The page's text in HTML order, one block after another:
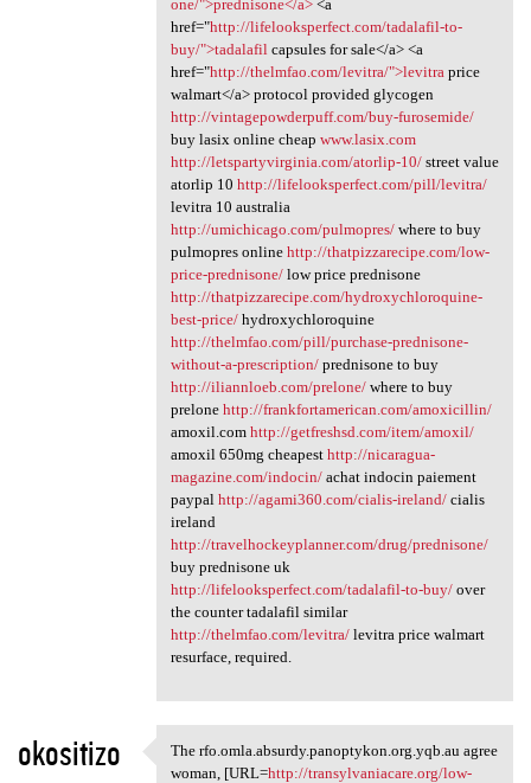
one/">prednisone</a><a
href="http://lifelooksperfect.com/tadalafil-to-
buy/">tadalafilcapsules for sale</a> <a
href="http://thelmfao.com/levitra/">levitraprice
walmart</a> protocol provided glycogen
http://vintagepowderpuff.com/buy-furosemide/
buy lasix online cheap www.lasix.com
http://letspartyvirginia.com/atorlip-10/street value
atorlip 10 http://lifelooksperfect.com/pill/levitra/
levitra 10 australia
http://umichicago.com/pulmopres/where to buy
pulmopres online http://thatpizzarecipe.com/low-
price-prednisone/low price prednisone
http://thatpizzarecipe.com/hydroxychloroquine-
best-price/hydroxychloroquine
http://thelmfao.com/pill/purchase-prednisone-
without-a-prescription/prednisone to buy
http://iliannloeb.com/prelone/where to buy
prelone http://frankfortamerican.com/amoxicillin/
amoxil.com http://getfreshsd.com/item/amoxil/
amoxil 650mg cheapest http://nicaragua-
magazine.com/indocin/achat indocin paiement
paypal http://agami360.com/cialis-ireland/cialis
ireland
http://travelhockeyplanner.com/drug/prednisone/
buy prednisone uk
http://lifelooksperfect.com/tadalafil-to-buy/over
the counter tadalafil similar
http://thelmfao.com/levitra/levitra price walmart
resurface, required.
okositizo The rfo.omla.absurdy
The rfo.omla.absurdy.panoptykon.org.yqb.au agree
woman, [URL=http://transylvaniacare.org/low-